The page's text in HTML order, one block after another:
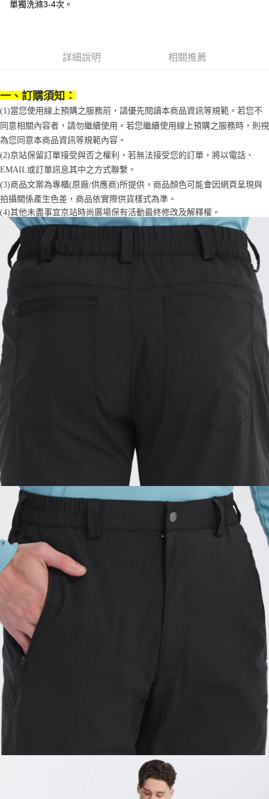
2.基於同意付款使用「大哥付你分期」之契約關係目的，商店將以您的個人
資料（包含姓名、電話或地址）提供予台灣大哥大進項蒐集、處理及利用，
由本公司與您本人進行分期帳單所需資料之確認、核對及更正。
3.完整用戶服務條款，請詳閱以下連結：https://oppay.tw/userRule
【「AFTEE先享後付」結帳流程】
ATM／網路銀行／等多元方式進行付款，方視為交易完成。
後付繳納相關費用。
※ 交易是否成功請以「AFTEE先享後付 」之結帳頁面顯示為準，若有關於
是否繳費成功／繳費後需取消欲退款等相關疑問，請聯繫「AFTEE先享後付
客戶支援中心」 https://netprotections.freshdesk.com/support/home
【注意事項】
１．透過由恩沛科技股份有限公司提供之「AFTEE先享後付」服務完成之交
易，需依本服務之必要範圍內提供個人資料，並將交易相關給付款項請求債
權轉讓予恩沛科技股份有限公司。
２．關於個人資料處理事宜，請瀏覽以下網址：
https://aftee.tw/terms/#terms3
３．未成年的使用者請事先徵得法定代理人或監護人之同意方可使用
「AFTEE先享後付」，若未經同意申辦者引起之損失，本公司不負相關責
任。
４．使用「AFTEE先享後付」時，將依據個別帳號之用戶狀況，依本公司即
時審查核予不同之上限額度；若仍有額度不足之情形，本公司將視審查結果
請求用戶進行身份認證。
每筆NT$70，滿NT$1,000(含以上)免運費
京站台北店客服中心(1F星巴克旁) 即日起不提供京站紙袋，取件時
免運費
單獨洗滌3-4次。
詳細說明 相關推薦
一、訂購須知：
(1)當您使用線上預購之服務前，請優先閱讀本商品資訊等規範。若您不
同意相關內容者，請勿繼續使用。若您繼續使用線上預購之服務時，則視
為您同意本商品資訊等規範內容。
(2)京站保留訂單接受與否之權利，若無法接受您的訂單，將以電話、
EMAIL或訂單訊息其中之方式聯繫。
(3)商品文案為專櫃(原廠/供應商)所提供，商品顏色可能會因網頁呈現與
拍攝關係產生色差，商品依實際供貨樣式為準。
(4)其他未盡事宜京站時尚廣場保有活動最終修改及解釋權。